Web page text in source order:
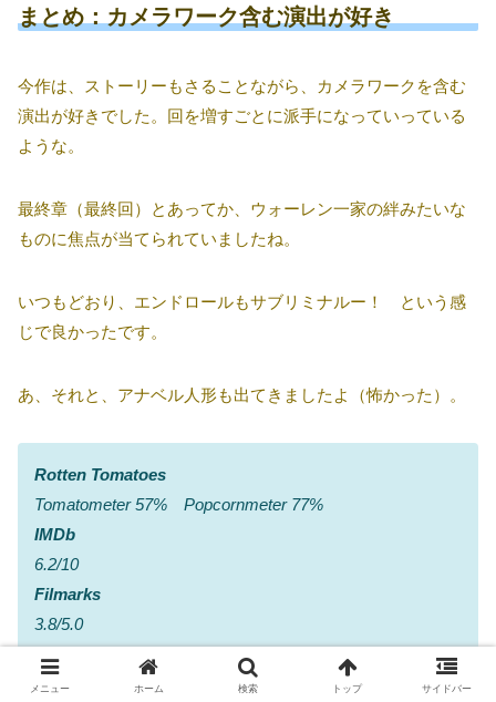
まとめ：カメラワーク含む演出が好き
今作は、ストーリーもさることながら、カメラワークを含む
演出が好きでした。回を増すごとに派手になっていっている
ような。
最終章（最終回）とあってか、ウォーレン一家の絆みたいな
ものに焦点が当てられていましたね。
いつもどおり、エンドロールもサブリミナルー！ という感
じで良かったです。
あ、それと、アナベル人形も出てきましたよ（怖かった）。
Rotten Tomatoes
Tomatometer 57% Popcornmeter 77%
IMDb
6.2/10
Filmarks
3.8/5.0
メニュー ホーム 検索 トップ サイドバー